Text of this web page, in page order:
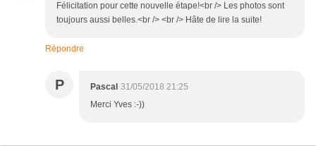
Félicitation pour cette nouvelle étape!<br /> Les photos sont
toujours aussi belles.<br /> <br /> Hâte de lire la suite!
Répondre
P Pascal 31/05/2018 21:25
Merci Yves :-))